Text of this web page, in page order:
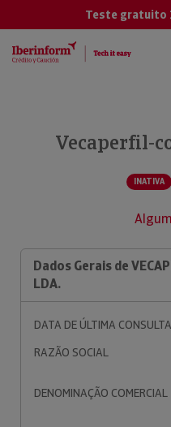
Teste gratuito
Vecaperfil-
INATIVA
Dados Gerais de
LDA.
DATA DE ÚLTIMA CONSULTA
RAZÃO SOCIAL
DENOMINAÇÃO COMERCIAL